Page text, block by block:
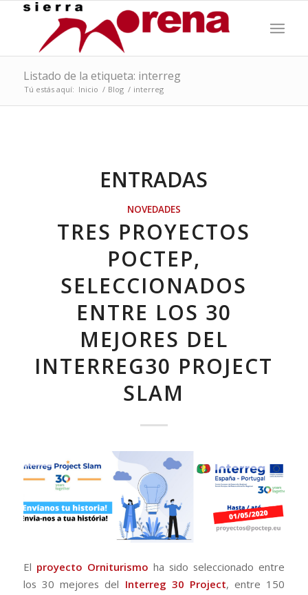
Listado de la etiqueta: interreg
Tú estás aquí: Inicio / Blog / interreg
ENTRADAS
NOVEDADES
TRES PROYECTOS
POCTEP,
SELECCIONADOS
ENTRE LOS 30
MEJORES DEL
INTERREG30 PROJECT
SLAM
El proyecto Orniturismo ha sido seleccionado entre
los 30 mejores del Interreg 30 Project, entre 150